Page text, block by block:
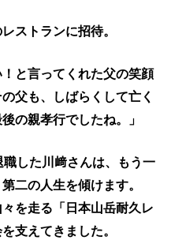
ストランに招待。
と言ってくれた父の笑顔
父も、しばらくして亡く
の親孝行でしたね。」
した川﨑さんは、
もう一
二の人生を傾けます。
を走る「日本山岳耐久レ
支えてきました。